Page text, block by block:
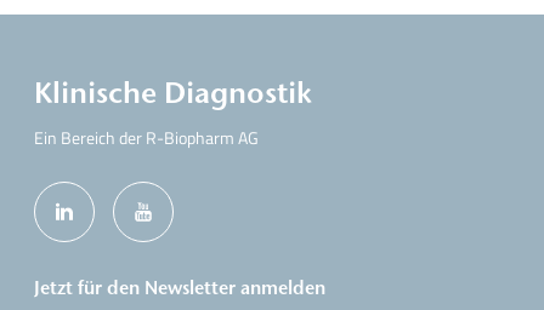
Klinische Diagnostik
Ein Bereich der R-Biopharm AG
Jetzt für den Newsletter anmelden